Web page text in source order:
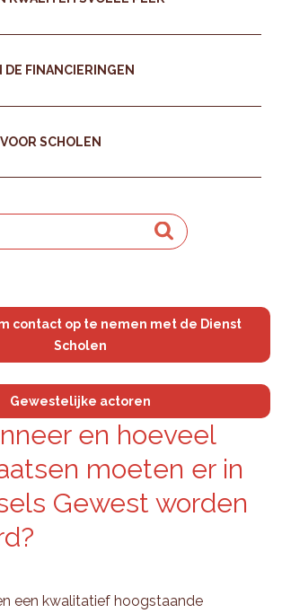
DE FINANCIERINGEN
SCHOLEN
contact op te nemen met de Dienst
Scholen
Gewestelijke actoren
en hoe­veel
moe­ten er in
Ge­west wor­den
een kwalitatief hoogstaande